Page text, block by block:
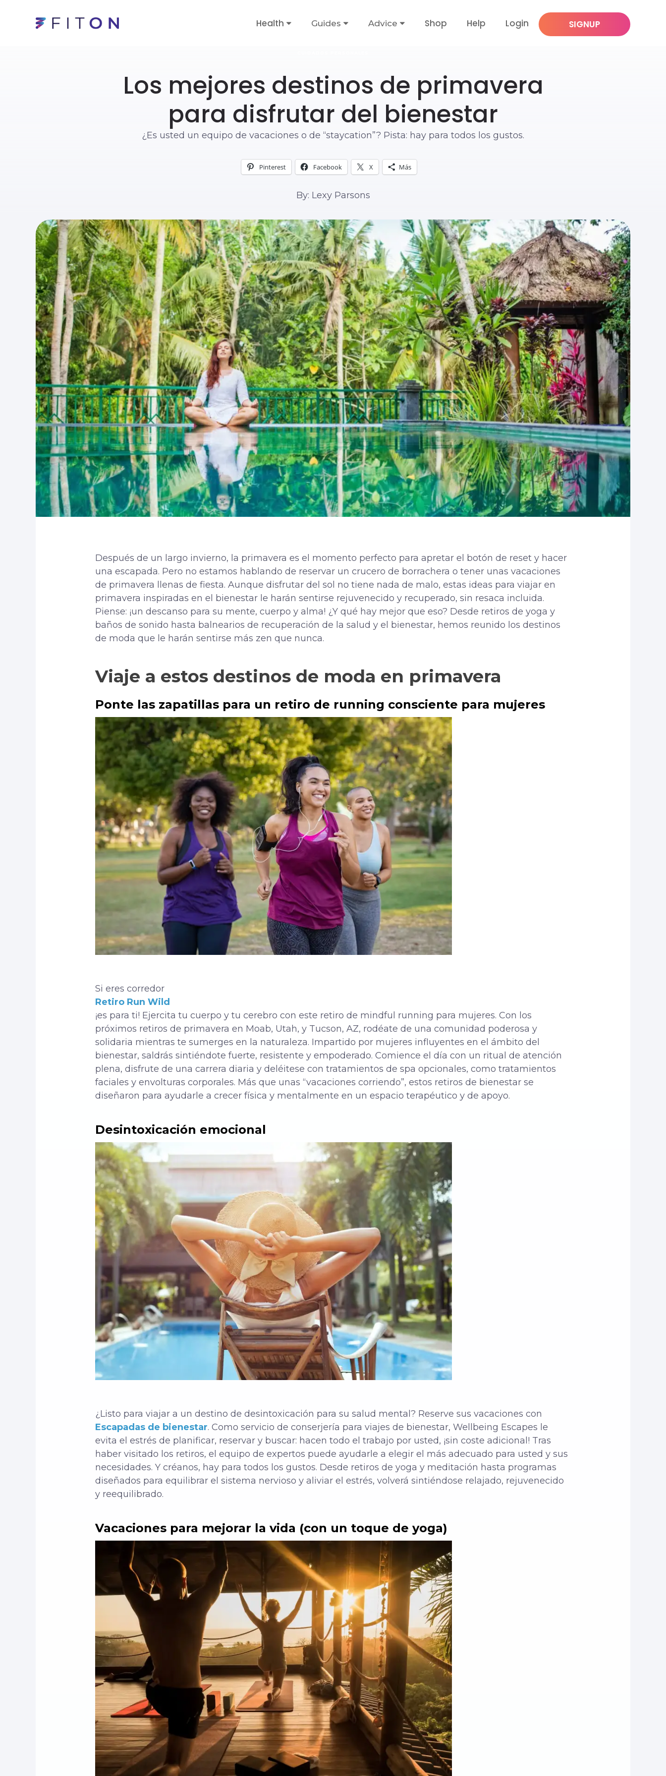
Health Guides Advice Shop Help Login SIGNUP
Los mejores destinos de primavera
para disfrutar del bienestar
¿Es usted un equipo de vacaciones o de “staycation”? Pista: hay para todos los gustos.
Pinterest Facebook X Más
By: Lexy Parsons
Después de un largo invierno, la primavera es el momento perfecto para apretar el botón de reset y hacer
una escapada. Pero no estamos hablando de reservar un crucero de borrachera o tener unas vacaciones
de primavera llenas de fiesta. Aunque disfrutar del sol no tiene nada de malo, estas ideas para viajar en
primavera inspiradas en el bienestar le harán sentirse rejuvenecido y recuperado, sin resaca incluida.
Piense: ¡un descanso para su mente, cuerpo y alma! ¿Y qué hay mejor que eso? Desde retiros de yoga y
baños de sonido hasta balnearios de recuperación de la salud y el bienestar, hemos reunido los destinos
de moda que le harán sentirse más zen que nunca.
Viaje a estos destinos de moda en primavera
Ponte las zapatillas para un retiro de running consciente para mujeres
Si eres corredor
Retiro Run Wild
¡es para ti! Ejercita tu cuerpo y tu cerebro con este retiro de mindful running para mujeres. Con los
próximos retiros de primavera en Moab, Utah, y Tucson, AZ, rodéate de una comunidad poderosa y
solidaria mientras te sumerges en la naturaleza. Impartido por mujeres influyentes en el ámbito del
bienestar, saldrás sintiéndote fuerte, resistente y empoderado. Comience el día con un ritual de atención
plena, disfrute de una carrera diaria y deléitese con tratamientos de spa opcionales, como tratamientos
faciales y envolturas corporales. Más que unas “vacaciones corriendo”, estos retiros de bienestar se
diseñaron para ayudarle a crecer física y mentalmente en un espacio terapéutico y de apoyo.
Desintoxicación emocional
¿Listo para viajar a un destino de desintoxicación para su salud mental? Reserve sus vacaciones con
Escapadas de bienestar. Como servicio de conserjería para viajes de bienestar, Wellbeing Escapes le
evita el estrés de planificar, reservar y buscar: hacen todo el trabajo por usted, ¡sin coste adicional! Tras
haber visitado los retiros, el equipo de expertos puede ayudarle a elegir el más adecuado para usted y sus
necesidades. Y créanos, hay para todos los gustos. Desde retiros de yoga y meditación hasta programas
diseñados para equilibrar el sistema nervioso y aliviar el estrés, volverá sintiéndose relajado, rejuvenecido
y reequilibrado.
Vacaciones para mejorar la vida (con un toque de yoga)